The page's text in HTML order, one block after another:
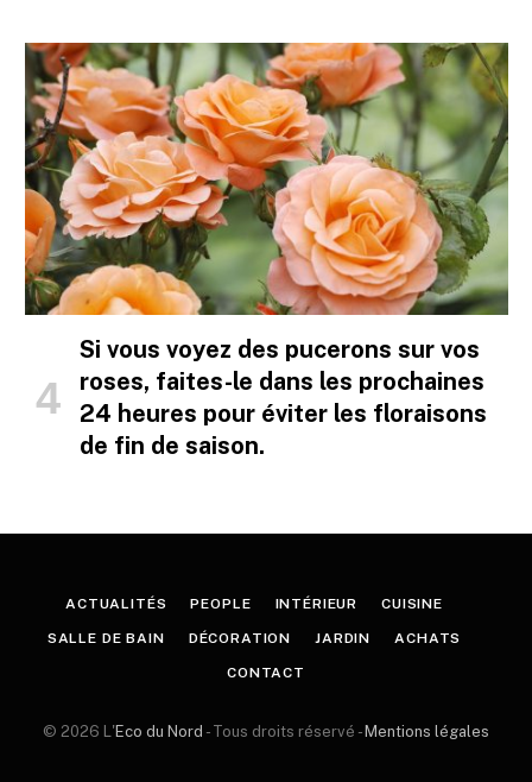
Si vous voyez des pucerons sur vos
roses, faites-le dans les prochaines
24 heures pour éviter les floraisons
de fin de saison.
ACTUALITÉS PEOPLE INTÉRIEUR CUISINE
SALLE DE BAIN DÉCORATION JARDIN ACHATS
CONTACT
© 2026 L'Eco du Nord - Tous droits réservé - Mentions légales